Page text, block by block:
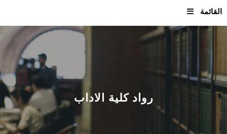
القائمة
الرئيسيـة
عن الجامعة
القطاعـات
الشئون الأكاديمية
رواد كلية الاداب